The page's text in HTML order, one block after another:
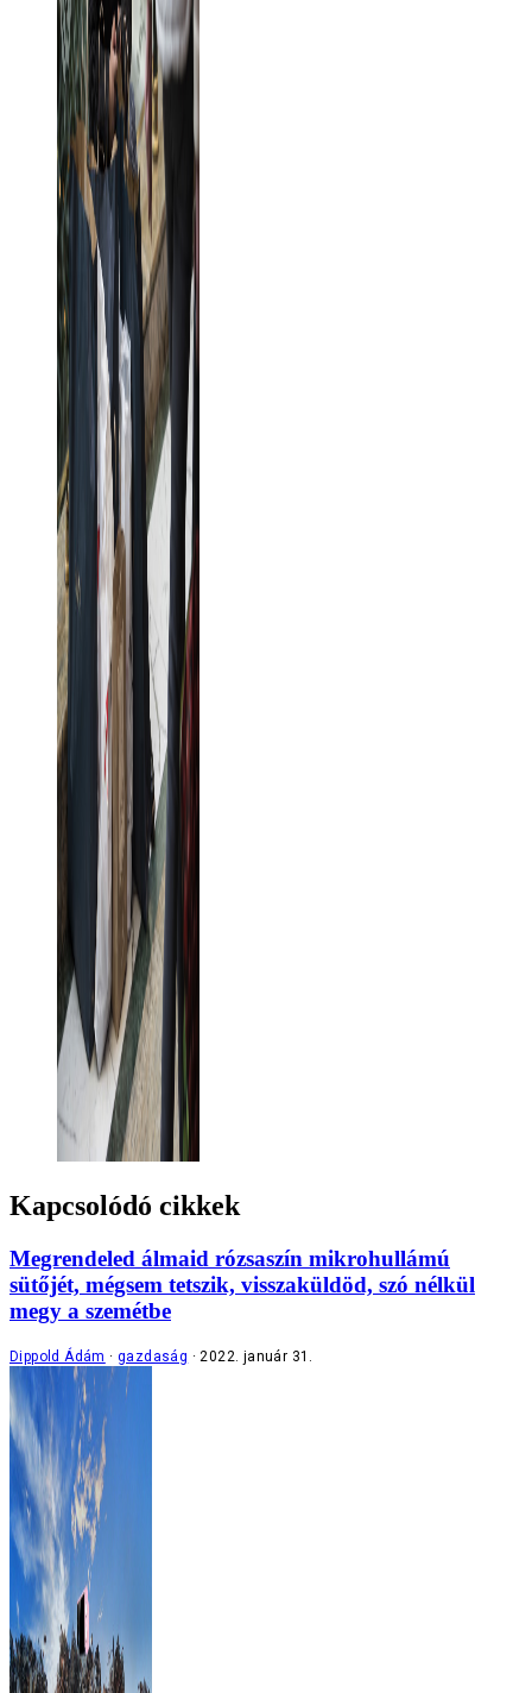
Kapcsolódó cikkek
Megrendeled álmaid rózsaszín mikrohullámú
sütőjét, mégsem tetszik, visszaküldöd, szó nélkül
megy a szemétbe
Dippold Ádám gazdaság 2022. január 31.